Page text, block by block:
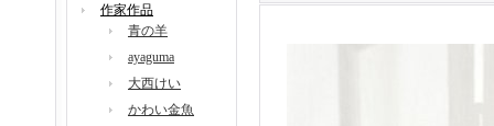
作家作品
青の羊
ayaguma
大西けい
かわい金魚